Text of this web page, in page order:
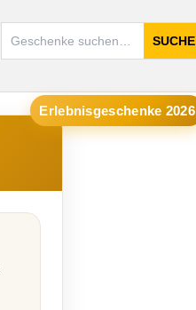
SUCHE
Erlebnisgeschenke 2026